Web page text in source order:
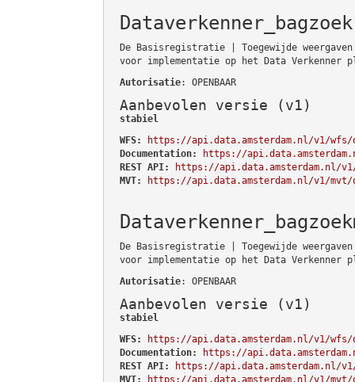
Dataverkenner_bagzoek
De Basisregistratie | Toegewijde
voor implementatie op het Data Verkenner
Autorisatie: OPENBAAR
Aanbevolen versie (v1)
stabiel
WFS:
https://api.data.amsterdam.nl/v1/wfs/
Documentation:
https://
REST API:
https://api.data.amsterdam.nl/
MVT:
https://api.data.amsterdam.nl/v1/mvt/
De Basisregistratie | Toegewijde
voor implementatie op het Data Verkenner
Autorisatie: OPENBAAR
Aanbevolen versie (v1)
stabiel
WFS:
https://api.data.amsterdam.nl/v1/wfs/
Documentation:
https://
REST API:
https://api.data.amsterdam.nl/v1/
MVT:
https://api.data.amsterdam.nl/v1/mvt/